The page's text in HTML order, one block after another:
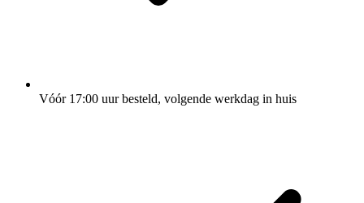
Vóór 17:00 uur besteld, volgende werkdag in huis